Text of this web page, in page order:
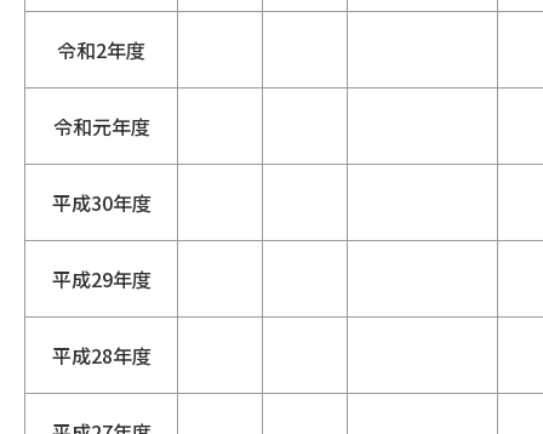
令和2年度
令和元年度
平成30年度
平成29年度
平成28年度